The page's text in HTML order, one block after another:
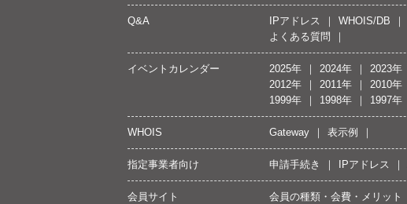
Q&A IPアドレス WHOIS/DB
よくある質問
イベントカレンダー 2025年 2024年 2023年
2012年
2011年 2010年
1999年
1998年 1997年
WHOIS Gateway 表示例
指定事業者向け 申請手続き IPアドレス
会員サイト 会員の種類・会費・メリット